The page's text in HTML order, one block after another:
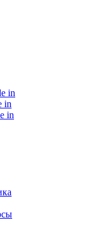
in
in
in